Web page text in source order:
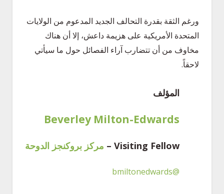
ورغم الثقة بقدرة التحالف الجديد المدعوم من الولايات
المتحدة الأمريكية على هزيمة داعش، إلا أن هناك
مخاوف من أن تتضارب آراء الفصائل حول ما سيأتي
لاحقاً.
المؤلف
Beverley Milton-Edwards
Visiting Fellow – مركز بروكنجز الدوحة
@bmiltonedwards